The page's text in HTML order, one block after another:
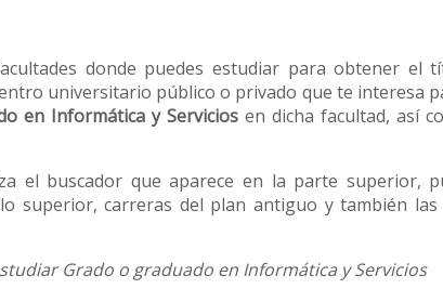
donde puedes estudiar para obtener el
universitario público o privado que te interesa
en Informática y Servicios en dicha facultad, así
el buscador que aparece en la parte superior,
superior, carreras del plan antiguo y también las
Grado o graduado en Informática y Servicios